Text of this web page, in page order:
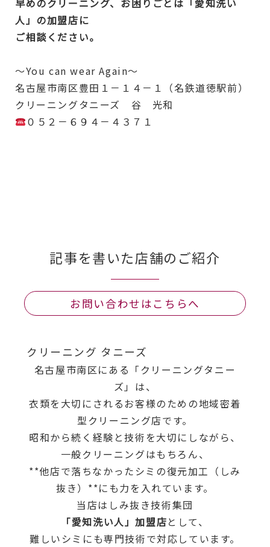
早めのクリーニング、お困りごとは「愛知洗い
人」の加盟店に
ご相談ください。
～You can wear Again～
名古屋市南区豊田１－１４－１（名鉄道徳駅前）
クリーニングタニーズ 谷 光和
０５２－６９４－４３７１
記事を書いた店舗のご紹介
お問い合わせはこちらへ
クリーニング タニーズ
名古屋市南区にある「クリーニングタニー
ズ」は、
衣類を大切にされるお客様のための地域密着
型クリーニング店です。
昭和から続く経験と技術を大切にしながら、
一般クリーニングはもちろん、
**他店で落ちなかったシミの復元加工（しみ
抜き）**にも力を入れています。
当店はしみ抜き技術集団
「愛知洗い人」加盟店として、
難しいシミにも専門技術で対応しています。